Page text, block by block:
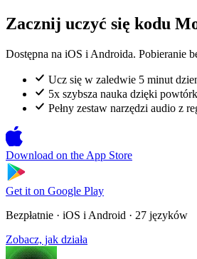
Zacznij uczyć się kodu
Dostępna na iOS i Androida. Pobieranie
Ucz się w zaledwie 5 minut
5x szybsza nauka dzięki
Pełny zestaw narzędzi audio z
Download on the App Store
Get it on Google Play
Bezpłatnie · iOS i Android · 27 języków
Zobacz, jak działa